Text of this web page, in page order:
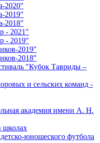
2020"
2019"
2018"
- 2021"
- 2019"
2019"
2018"
"Кубок Тавриды –
и сельских команд -
академия имени А. Н.
школах
юношеского футбола